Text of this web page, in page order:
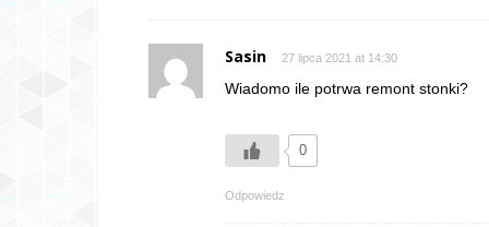
Sasin 27 lipca 2021 at 14:30
Wiadomo ile potrwa remont stonki?
0
Odpowiedz